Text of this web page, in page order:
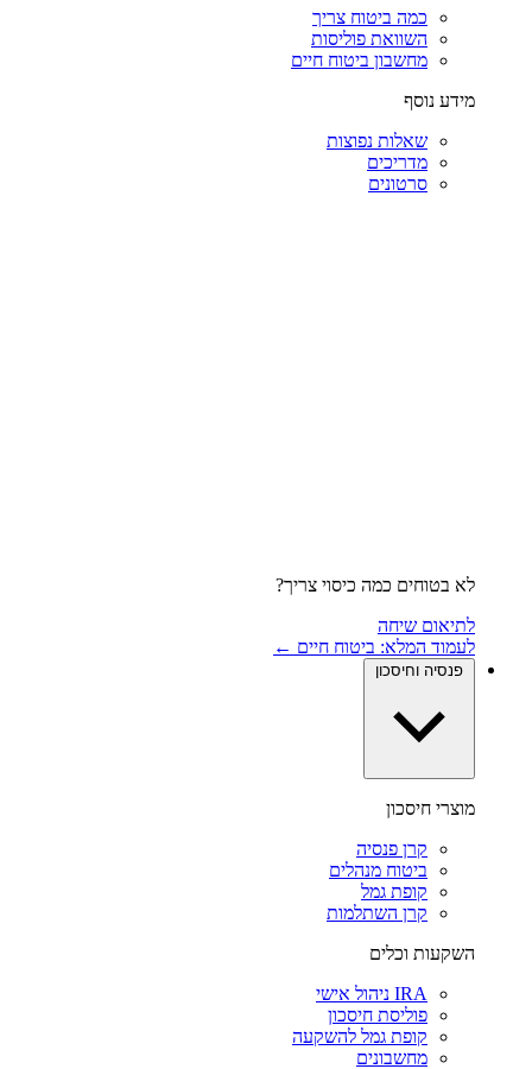
כמה ביטוח צריך
השוואת פוליסות
מחשבון ביטוח חיים
מידע נוסף
שאלות נפוצות
מדריכים
סרטונים
לא בטוחים כמה כיסוי צריך?
לתיאום שיחה
לעמוד המלא: ביטוח חיים ←
פנסיה וחיסכון
מוצרי חיסכון
קרן פנסיה
ביטוח מנהלים
קופת גמל
קרן השתלמות
השקעות וכלים
IRA ניהול אישי
פוליסת חיסכון
קופת גמל להשקעה
מחשבונים